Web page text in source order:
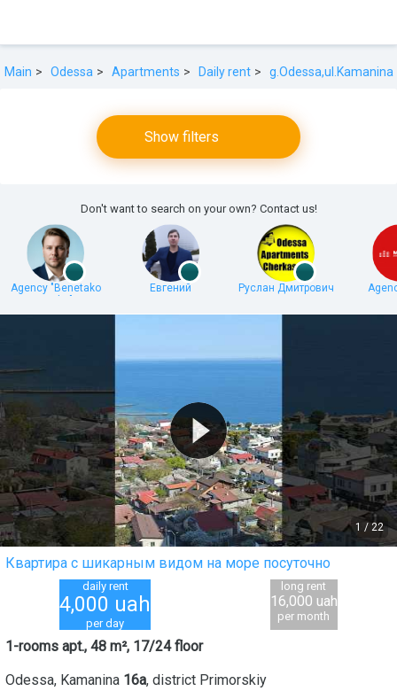
Main Odessa Apartments Daily rent g.Odessa,ul.Kamanina
Show filters
Don't want to search on your own? Contact us!
Agency "Benetako
Евгений Руслан Дмитрович
1 / 22
Квартира с шикарным видом на море посуточно
daily rent
4,000 uah
per day
long rent
16,000 uah
per month
1-rooms apt., 48 m², 17/24 floor
Odessa, Kamanina 16а, district Primorskiy